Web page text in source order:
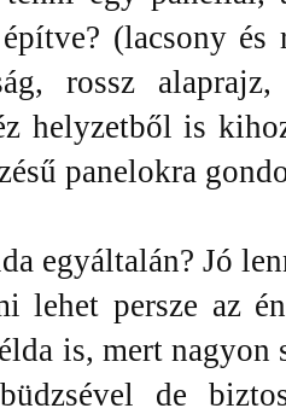
(lacsony és
rossz
helyzetből is
panelokra
egyáltalán? Jó
lehet persze az
is, mert
de